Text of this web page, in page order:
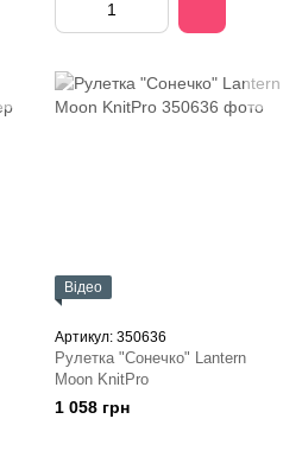
Відео
Артикул: 350636
Рулетка "Сонечко" Lantern
Moon KnitPro
1 058 грн